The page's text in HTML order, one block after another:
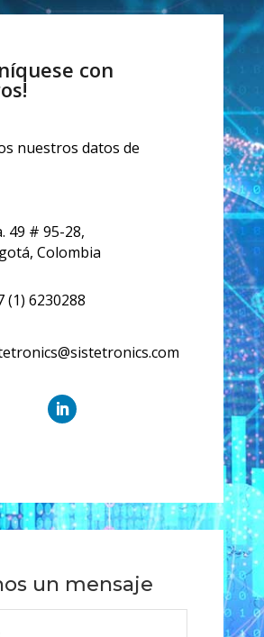
con
nuestros datos de
49 # 95-28,
Colombia
(1) 6230288
un mensaje